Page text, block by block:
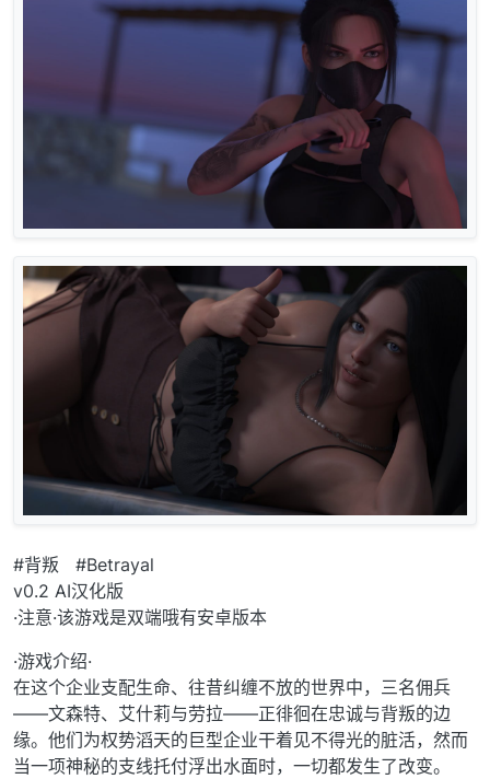
#背叛 #Betrayal
v0.2 AI汉化版
·注意·该游戏是双端哦有安卓版本
·游戏介绍·
在这个企业支配生命、往昔纠缠不放的世界中，三名佣兵
——文森特、艾什莉与劳拉——正徘徊在忠诚与背叛的边
缘。他们为权势滔天的巨型企业干着见不得光的脏活，然而
当一项神秘的支线托付浮出水面时，一切都发生了改变。